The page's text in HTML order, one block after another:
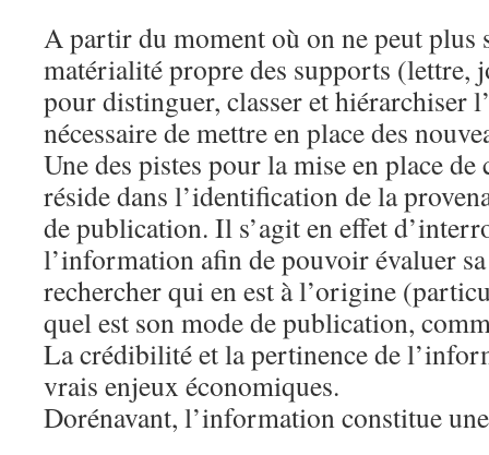
A partir du moment où on ne peut plus
matérialité propre des supports
pour distinguer, classer et hiérarchiser
nécessaire de mettre en place des
Une des pistes pour la mise en place de
réside dans l’identification de la
de publication. Il s’agit en effet
l’information afin de pouvoir évaluer
rechercher qui en est à l’origine
quel est son mode de publication,
La crédibilité et la pertinence de
vrais enjeux économiques.
Dorénavant, l’information constitue